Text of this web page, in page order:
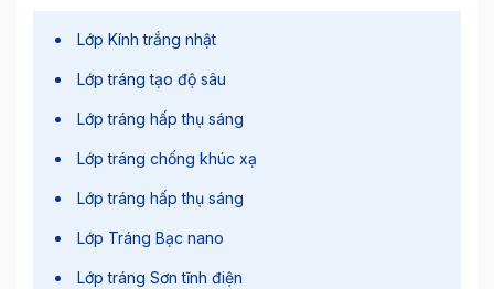
Lớp Kính trắng nhật
Lớp tráng tạo độ sâu
Lớp tráng hấp thụ sáng
Lớp tráng chống khúc xạ
Lớp tráng hấp thụ sáng
Lớp Tráng Bạc nano
Lớp tráng Sơn tĩnh điện